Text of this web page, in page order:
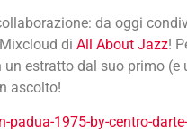
da oggi
di All About Jazz!
un estratto dal suo primo
ascolto!
1975-by-centro-